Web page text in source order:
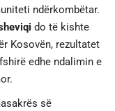
ndërkombëtar.
do të kishte
Kosovën, rezultatet
edhe ndalimin e
së